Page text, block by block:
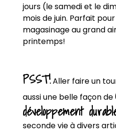
jours (le samedi et le
mois de juin. Parfait
magasinage au grand
printemps!
PSST!Aller faire un
aussi une belle façon de
développement
seconde vie à divers